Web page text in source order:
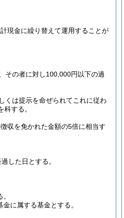
現金に繰り替えて運用することが
その者に対し100,000円以下の過
くは提示を命ぜられてこれに従わ
する。
収を免かれた金額の5倍に相当す
した日とする。
に属する基金とする。